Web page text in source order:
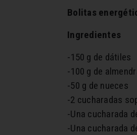
Bolitas
Ingredientes
-150 g de dátiles
-100 g de
-50 g de nueces
-2 cucharadas
-Una cucharada
-Una cucharada